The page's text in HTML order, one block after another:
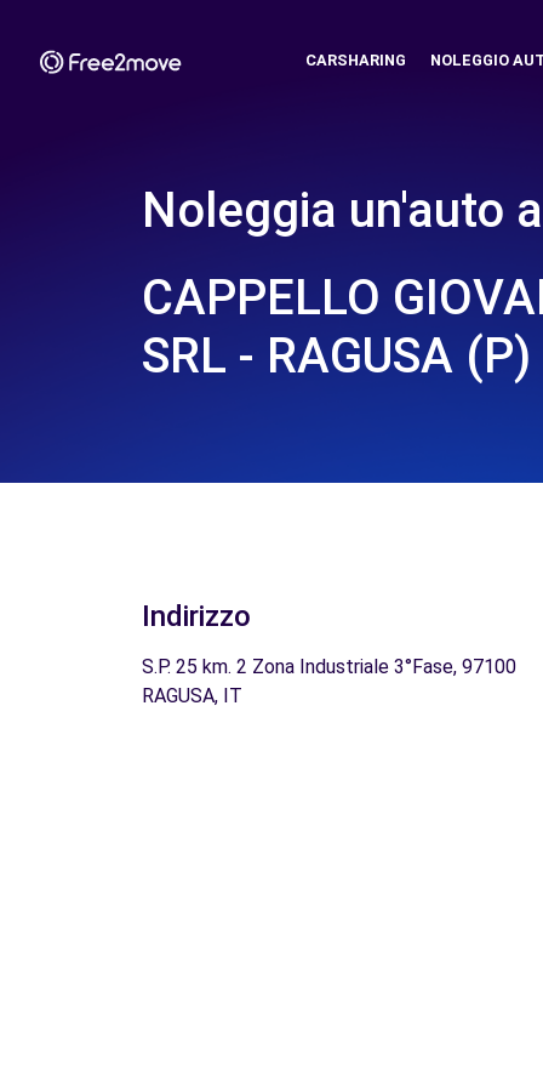
CARSHARING NOLEGGIO
Noleggia un'auto a
CAPPELLO
SRL - RAGUSA (P)
Indirizzo
S.P. 25 km. 2 Zona Industriale 3°Fase, 97100
RAGUSA, IT